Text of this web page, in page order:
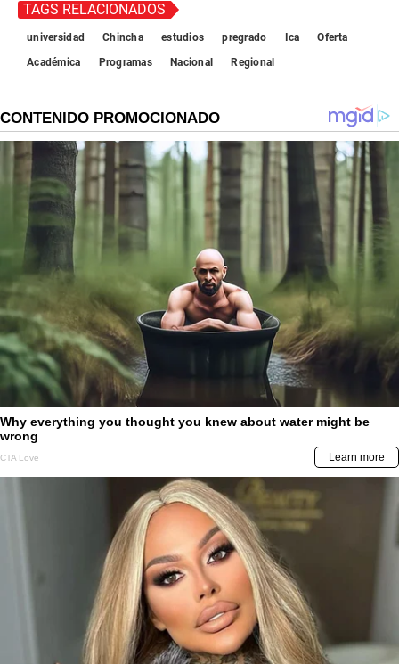
TAGS RELACIONADOS
universidad Chincha estudios pregrado Ica
Oferta
Académica
Programas Nacional Regional